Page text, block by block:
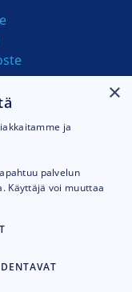
×
ja
palvelun
Käyttäjä voi muuttaa